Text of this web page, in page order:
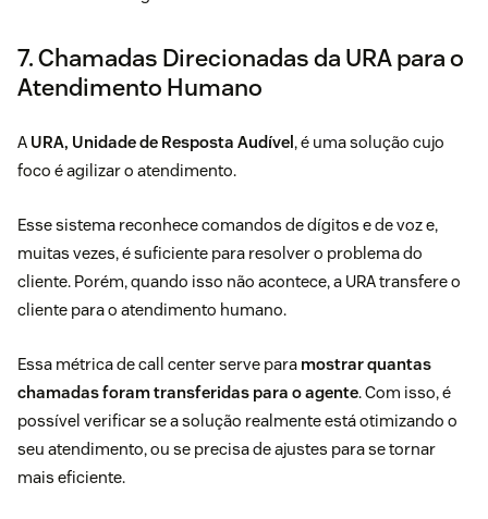
7. Chamadas Direcionadas da URA para o
Atendimento Humano
A URA, Unidade de Resposta Audível, é uma solução cujo
foco é agilizar o atendimento.
Esse sistema reconhece comandos de dígitos e de voz e,
muitas vezes, é suficiente para resolver o problema do
cliente. Porém, quando isso não acontece, a URA transfere o
cliente para o atendimento humano.
Essa métrica de call center serve para mostrar quantas
chamadas foram transferidas para o agente. Com isso, é
possível verificar se a solução realmente está otimizando o
seu atendimento, ou se precisa de ajustes para se tornar
mais eficiente.